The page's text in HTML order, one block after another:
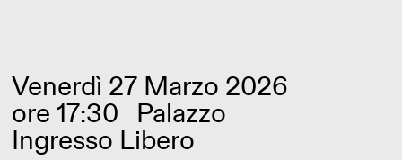
Venerdì 27 Marzo 2026
ore 17:30 Palazzo
Ingresso Libero